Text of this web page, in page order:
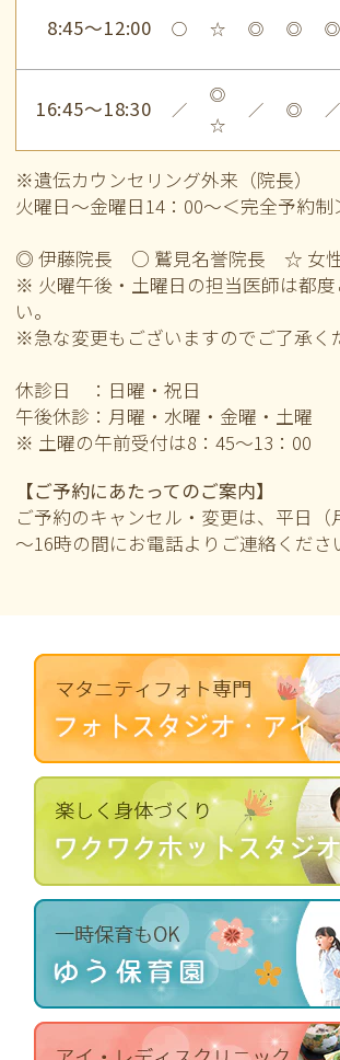
8:45～12:00 ○ ☆ ◎ ◎ ◎
16:45～18:30 ／
◎
☆
／ ◎ ／
※遺伝カウンセリング外来（院長）
火曜日～金曜日14：00～＜完全予約制
◎ 伊藤院長 ○ 鷲見名誉院長 ☆ 女
※ 火曜午後・土曜日の担当医師は都度
い。
※急な変更もございますのでご了承く
休診日 ：日曜・祝日
午後休診：月曜・水曜・金曜・土曜
※ 土曜の午前受付は8：45～13：00
【ご予約にあたってのご案内】
ご予約のキャンセル・変更は、平日（
～16時の間にお電話よりご連絡くださ